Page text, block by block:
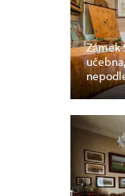
Zámek